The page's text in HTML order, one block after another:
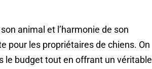
animal et l’harmonie de son
pour les propriétaires de chiens. On
le budget tout en offrant un véritable